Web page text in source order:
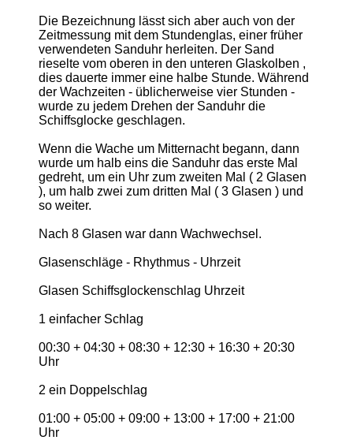
Die Bezeichnung lässt sich aber auch von der
Zeitmessung mit dem Stundenglas, einer früher
verwendeten Sanduhr herleiten. Der Sand
rieselte vom oberen in den unteren Glaskolben ,
dies dauerte immer eine halbe Stunde. Während
der Wachzeiten - üblicherweise vier Stunden -
wurde zu jedem Drehen der Sanduhr die
Schiffsglocke geschlagen.
Wenn die Wache um Mitternacht begann, dann
wurde um halb eins die Sanduhr das erste Mal
gedreht, um ein Uhr zum zweiten Mal ( 2 Glasen
), um halb zwei zum dritten Mal ( 3 Glasen ) und
so weiter.
Nach 8 Glasen war dann Wachwechsel.
Glasenschläge - Rhythmus - Uhrzeit
Glasen Schiffsglockenschlag Uhrzeit
1 einfacher Schlag
00:30 + 04:30 + 08:30 + 12:30 + 16:30 + 20:30
Uhr
2 ein Doppelschlag
01:00 + 05:00 + 09:00 + 13:00 + 17:00 + 21:00
Uhr